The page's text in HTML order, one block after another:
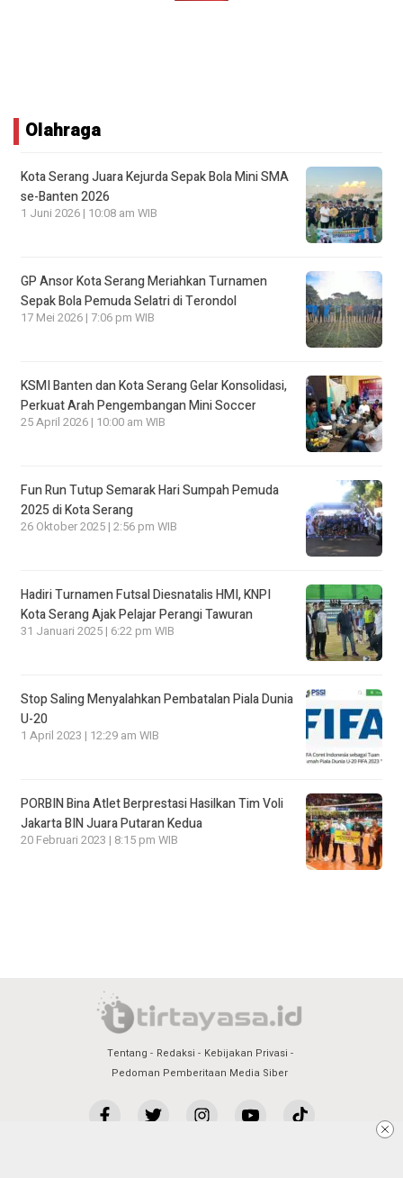
Olahraga
Kota Serang Juara Kejurda Sepak Bola Mini SMA
se-Banten 2026
1 Juni 2026 | 10:08 am WIB
GP Ansor Kota Serang Meriahkan Turnamen
Sepak Bola Pemuda Selatri di Terondol
17 Mei 2026 | 7:06 pm WIB
KSMI Banten dan Kota Serang Gelar Konsolidasi,
Perkuat Arah Pengembangan Mini Soccer
25 April 2026 | 10:00 am WIB
Fun Run Tutup Semarak Hari Sumpah Pemuda
2025 di Kota Serang
26 Oktober 2025 | 2:56 pm WIB
Hadiri Turnamen Futsal Diesnatalis HMI, KNPI
Kota Serang Ajak Pelajar Perangi Tawuran
31 Januari 2025 | 6:22 pm WIB
Stop Saling Menyalahkan Pembatalan Piala Dunia
U-20
1 April 2023 | 12:29 am WIB
PORBIN Bina Atlet Berprestasi Hasilkan Tim Voli
Jakarta BIN Juara Putaran Kedua
20 Februari 2023 | 8:15 pm WIB
Tentang Redaksi
Kebijakan Privasi
Pedoman Pemberitaan Media Siber